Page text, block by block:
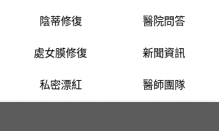
陰蒂修復
處女膜修復
私密漂紅
醫院問答
新聞資訊
醫師團隊